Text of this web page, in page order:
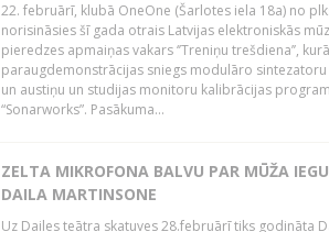
22. februārī, klubā OneOne (Šarlotes iela 18a) no
norisināsies šī gada otrais Latvijas elektroniskās
pieredzes apmaiņas vakars ‘’Treniņu trešdiena’’,
paraugdemonstrācijas sniegs modulāro sintezatoru
un austiņu un studijas monitoru kalibrācijas
“Sonarworks”. Pasākuma...
ZELTA MIKROFONA BALVU PAR MŪŽA
DAILA MARTINSONE
Uz Dailes teātra skatuves 28.februārī tiks godināta